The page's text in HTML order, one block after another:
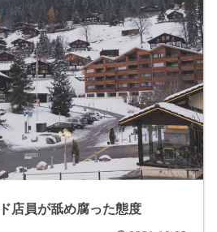
店員が舐め腐った態度